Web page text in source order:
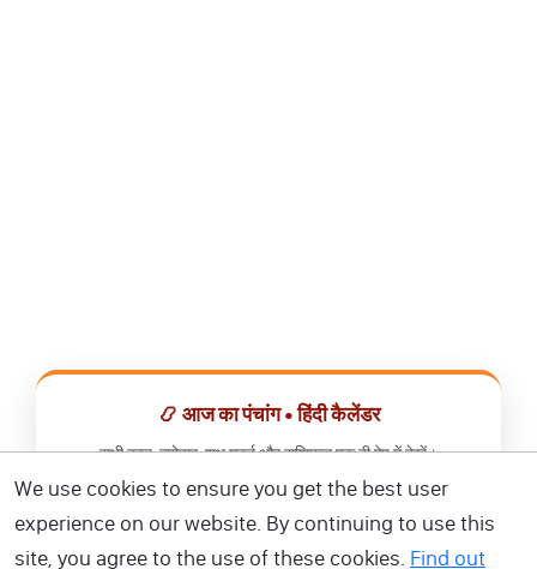
📿 आज का पंचांग • हिंदी कैलेंडर
सभी व्रत, त्योहार, शुभ मुहूर्त और राशिफल एक ही ऐप में देखें।
📅 हिंदी कैलेंडर ऐप डाउनलोड करें
We use cookies to ensure you get the best user
experience on our website. By continuing to use this
site, you agree to the use of these cookies. Find out